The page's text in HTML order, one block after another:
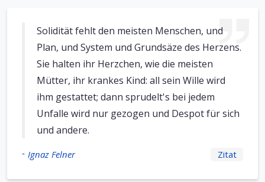
Solidität fehlt den meisten Menschen, und
Plan, und System und Grundsäze des Herzens.
Sie halten ihr Herzchen, wie die meisten
Mütter, ihr krankes Kind: all sein Wille wird
ihm gestattet; dann sprudelt's bei jedem
Unfalle wird nur gezogen und Despot für sich
und andere.
- Ignaz Felner Zitat